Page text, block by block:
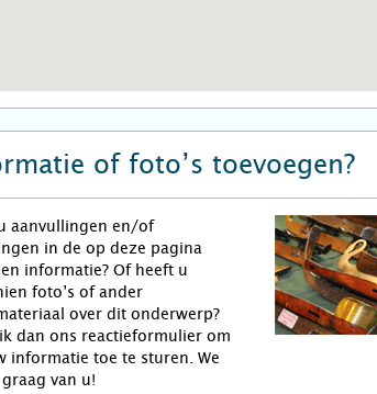
of foto’s toevoegen?
aanvullingen en/of
in de op deze pagina
informatie? Of heeft u
foto’s of ander
over dit onderwerp?
dan ons reactieformulier om
informatie toe te sturen. We
van u!